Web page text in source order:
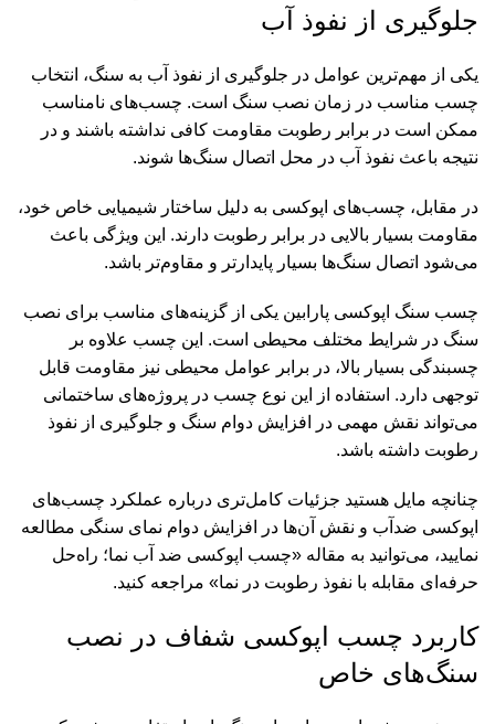
جلوگیری از نفوذ آب
یکی از مهم‌ترین عوامل در جلوگیری از نفوذ آب به سنگ، انتخاب
چسب مناسب در زمان نصب سنگ است. چسب‌های نامناسب
ممکن است در برابر رطوبت مقاومت کافی نداشته باشند و در
نتیجه باعث نفوذ آب در محل اتصال سنگ‌ها شوند.
در مقابل، چسب‌های اپوکسی به دلیل ساختار شیمیایی خاص خود،
مقاومت بسیار بالایی در برابر رطوبت دارند. این ویژگی باعث
می‌شود اتصال سنگ‌ها بسیار پایدارتر و مقاوم‌تر باشد.
چسب سنگ اپوکسی پارابین یکی از گزینه‌های مناسب برای نصب
سنگ در شرایط مختلف محیطی است. این چسب علاوه بر
چسبندگی بسیار بالا، در برابر عوامل محیطی نیز مقاومت قابل
توجهی دارد. استفاده از این نوع چسب در پروژه‌های ساختمانی
می‌تواند نقش مهمی در افزایش دوام سنگ و جلوگیری از نفوذ
رطوبت داشته باشد.
چنانچه مایل هستید جزئیات کامل‌تری درباره عملکرد چسب‌های
اپوکسی ضدآب و نقش آن‌ها در افزایش دوام نمای سنگی مطالعه
نمایید، می‌توانید به مقاله «چسب اپوکسی ضد آب نما؛ راه‌حل
حرفه‌ای مقابله با نفوذ رطوبت در نما» مراجعه کنید.
کاربرد چسب اپوکسی شفاف در نصب
سنگ‌های خاص